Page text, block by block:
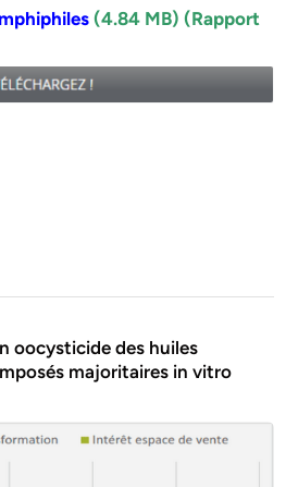
(4.84 MB) (Rapport
oocysticide des huiles
majoritaires in vitro